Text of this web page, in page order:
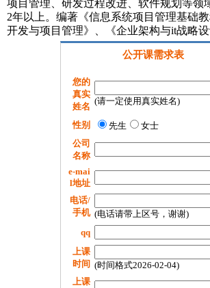
项目管理、研发过程改进、软件规划等领
2年以上。编著《信息系统项目管理基础
开发与项目管理》、《企业架构与it战略设
公开课需求表
您的
真实
姓名
(请一定使用真实姓名)
性别 先生
女士
公司
名称
e-mai
l地址
电话/
手机 (电话请带上区号，谢谢)
qq
上课
时间 (时间格式2026-02-04)
上课